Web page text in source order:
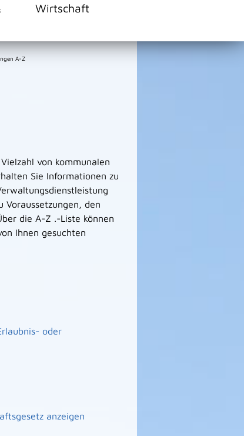
Wirtschaft
A-Z
von kommunalen
Sie Informationen zu
Voraussetzungen, den
die A-Z .-Liste können
Ihnen gesuchten
oder
anzeigen